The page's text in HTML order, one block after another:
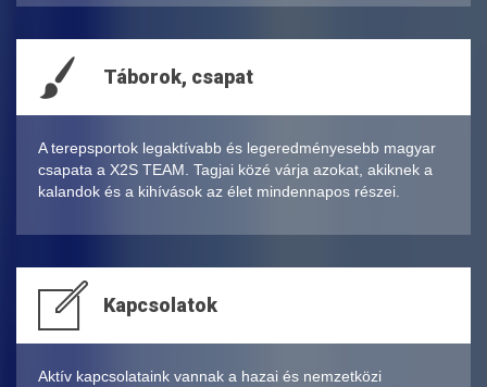
Táborok, csapat
A terepsportok legaktívabb és legeredményesebb magyar
csapata a X2S TEAM. Tagjai közé várja azokat, akiknek a
kalandok és a kihívások az élet mindennapos részei.
Kapcsolatok
Aktív kapcsolataink vannak a hazai és nemzetközi